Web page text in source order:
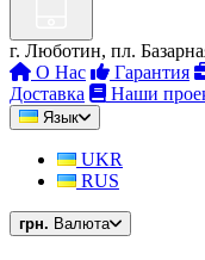
г. Люботин, пл.
О Нас
Гарантия
Доставка
Наши
Язык
UKR
RUS
грн. Валюта